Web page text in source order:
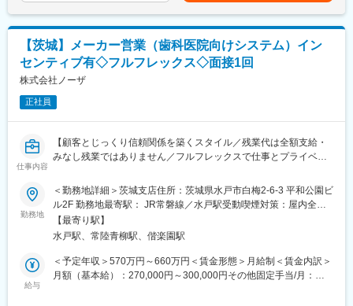
がサポートします。
【配属先】
下記エリア内の契約病院に配属となります。お住まいから通勤可
能な施設を優先的に配慮します。通勤時間の目安は 1時間40分以
内 です。
■関東：東京・神奈川・埼玉・千葉・茨城・栃木・群馬
【魅力】
■国内唯一の滅菌装置の専門メーカーとして長年の実績があり、大
開発、提供しています。営業から製品企画、開発製造、サポート
まで社内一貫体制を整えています。
変更の範囲：会社の定める業務
ュニケーション
■扱うサービス
臨床検査データ管理システムや各種集計ツールを活用し、業務効
率化を図ります。
■組織構成
100名以上が在籍する中央ラボで、検査スタッフや営業所、複数
部門と連携しながら業務を進めます。
■業務の魅力
医療現場を支える社会貢献度の高い仕事で、直接患者様と接する
ことなく健康管理を支援。未経験者も無理なく成長できる教育体
■教育体制
先輩スタッフによる丁寧な指導や業務マニュアル、OJTも充実
し、医療知識がなくても着実に業務を習得できます。
■就業環境
員登用制度あり。
■想定されるキャリアパス
【茨城】メーカー営業（歯科医院向けシステム）イン
センティブ有◇フルフレックス◇面接1回
株式会社ノーザ
正社員
仕事内容
【顧客とじっくり信頼関係を築くスタイル／残業代は全額支給・
みなし残業ではありません／フルフレックスで仕事とプライベー
販売代理店や既にお取引がある歯科医院を中心に、当社製品であ
る医療用システムの営業をお任せします。
（※新規顧客の場合は、取引がある歯科医院や商社、販売代理店か
らの紹介となります。）
＜具体的な業務内容＞
勤務地
＜勤務地詳細＞茨城支店住所：茨城県水戸市白梅2-6-3 平和公園ビ
ル2F 勤務地最寄駅： JR常磐線／水戸駅受動喫煙対策：屋内全面
禁煙変更の範囲：会社の定める事業所
【最寄り駅】
水戸駅、常陸青柳駅、偕楽園駅
給与
＜予定年収＞570万円～660万円＜賃金形態＞月給制＜賃金内訳＞
月額（基本給）：270,000円～300,000円その他固定手当/月：